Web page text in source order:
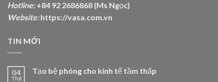
Hotline:+84 92 2686868 (Ms Ngọc)
Website: https://vasa.com.vn
TIN MỚI
04
Th8
Tạo bệ phóng cho kinh tế tầm thấp